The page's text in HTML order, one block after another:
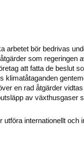
arbetet bör bedrivas
som regeringen
att fatta de beslut
klimatåtaganden
en rad åtgärder
av växthusgaser
internationellt och